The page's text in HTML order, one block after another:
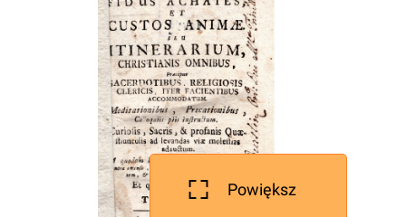
Powiększ